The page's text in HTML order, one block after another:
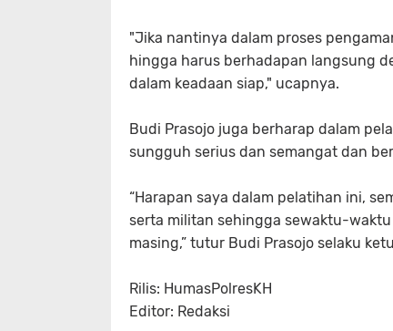
"Jika nantinya dalam proses
hingga harus berhadapan langsung
dalam keadaan siap," ucapnya.
Budi Prasojo juga berharap dalam
sungguh serius dan semangat dan
“Harapan saya dalam pelatihan ini,
serta militan sehingga sewaktu-
masing,” tutur Budi Prasojo selaku
Rilis: HumasPolresKH
Editor: Redaksi